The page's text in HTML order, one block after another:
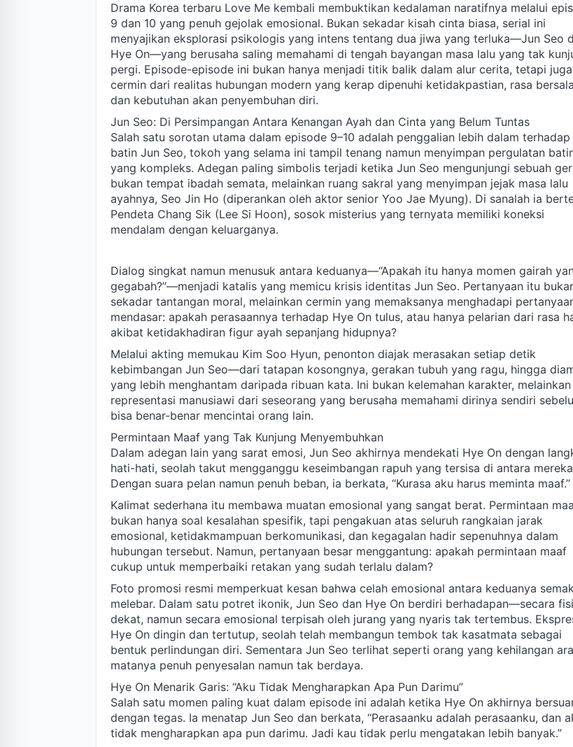
Drama Korea terbaru Love Me kembali membuktikan kedalaman naratifnya melalui
9 dan 10 yang penuh gejolak emosional. Bukan sekadar kisah cinta biasa, serial ini
menyajikan eksplorasi psikologis yang intens tentang dua jiwa yang terluka—Jun Seo
Hye On—yang berusaha saling memahami di tengah bayangan masa lalu yang tak
pergi. Episode-episode ini bukan hanya menjadi titik balik dalam alur cerita, tetapi juga
cermin dari realitas hubungan modern yang kerap dipenuhi ketidakpastian, rasa
dan kebutuhan akan penyembuhan diri.
Jun Seo: Di Persimpangan Antara Kenangan Ayah dan Cinta yang Belum Tuntas
Salah satu sorotan utama dalam episode 9–10 adalah penggalian lebih dalam terhadap
batin Jun Seo, tokoh yang selama ini tampil tenang namun menyimpan pergulatan
yang kompleks. Adegan paling simbolis terjadi ketika Jun Seo mengunjungi sebuah
bukan tempat ibadah semata, melainkan ruang sakral yang menyimpan jejak masa lalu
ayahnya, Seo Jin Ho (diperankan oleh aktor senior Yoo Jae Myung). Di sanalah ia
Pendeta Chang Sik (Lee Si Hoon), sosok misterius yang ternyata memiliki koneksi
mendalam dengan keluarganya.
Dialog singkat namun menusuk antara keduanya—“Apakah itu hanya momen gairah
gegabah?”—menjadi katalis yang memicu krisis identitas Jun Seo. Pertanyaan itu
sekadar tantangan moral, melainkan cermin yang memaksanya menghadapi
mendasar: apakah perasaannya terhadap Hye On tulus, atau hanya pelarian dari rasa
akibat ketidakhadiran figur ayah sepanjang hidupnya?
Melalui akting memukau Kim Soo Hyun, penonton diajak merasakan setiap detik
kebimbangan Jun Seo—dari tatapan kosongnya, gerakan tubuh yang ragu, hingga
yang lebih menghantam daripada ribuan kata. Ini bukan kelemahan karakter, melainkan
representasi manusiawi dari seseorang yang berusaha memahami dirinya sendiri
bisa benar-benar mencintai orang lain.
Permintaan Maaf yang Tak Kunjung Menyembuhkan
Dalam adegan lain yang sarat emosi, Jun Seo akhirnya mendekati Hye On dengan
hati-hati, seolah takut mengganggu keseimbangan rapuh yang tersisa di antara
Dengan suara pelan namun penuh beban, ia berkata, “Kurasa aku harus meminta maaf.”
Kalimat sederhana itu membawa muatan emosional yang sangat berat. Permintaan
bukan hanya soal kesalahan spesifik, tapi pengakuan atas seluruh rangkaian jarak
emosional, ketidakmampuan berkomunikasi, dan kegagalan hadir sepenuhnya dalam
hubungan tersebut. Namun, pertanyaan besar menggantung: apakah permintaan maaf
cukup untuk memperbaiki retakan yang sudah terlalu dalam?
Foto promosi resmi memperkuat kesan bahwa celah emosional antara keduanya
melebar. Dalam satu potret ikonik, Jun Seo dan Hye On berdiri berhadapan—secara
dekat, namun secara emosional terpisah oleh jurang yang nyaris tak tertembus.
Hye On dingin dan tertutup, seolah telah membangun tembok tak kasatmata sebagai
bentuk perlindungan diri. Sementara Jun Seo terlihat seperti orang yang kehilangan
matanya penuh penyesalan namun tak berdaya.
Hye On Menarik Garis: “Aku Tidak Mengharapkan Apa Pun Darimu”
Salah satu momen paling kuat dalam episode ini adalah ketika Hye On akhirnya
dengan tegas. Ia menatap Jun Seo dan berkata, “Perasaanku adalah perasaanku, dan
tidak mengharapkan apa pun darimu. Jadi kau tidak perlu mengatakan lebih banyak.”